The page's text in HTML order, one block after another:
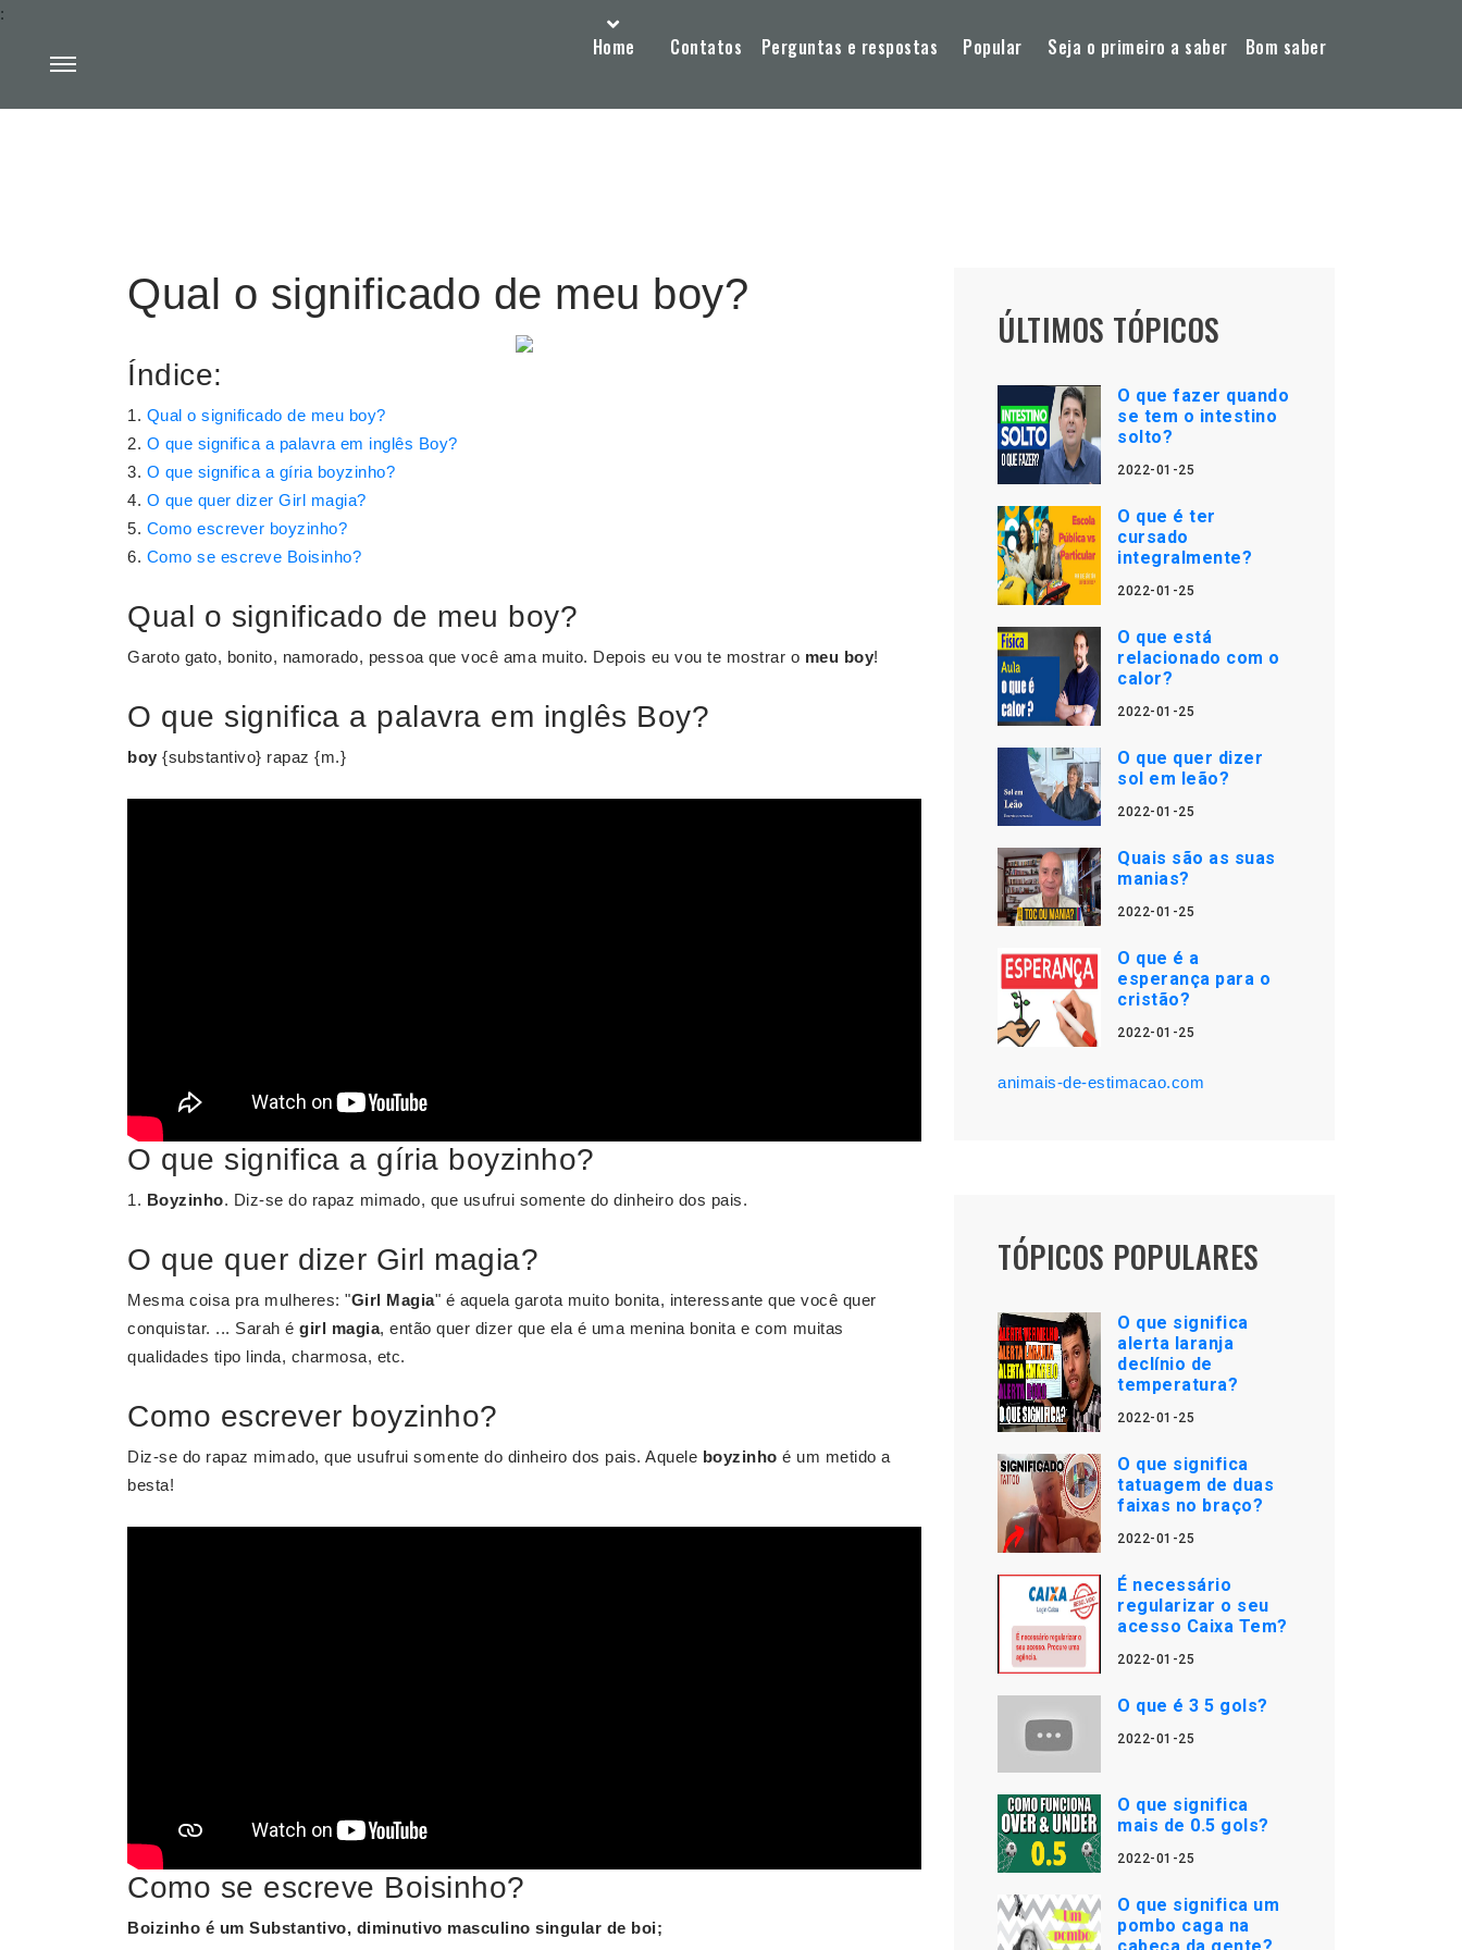
Home Contatos Perguntas e respostas Popular Seja o primeiro a saber Bom saber
:
Qual o significado de meu boy?
Índice:
Qual o significado de meu boy?
O que significa a palavra em inglês Boy?
O que significa a gíria boyzinho?
O que quer dizer Girl magia?
Como escrever boyzinho?
Como se escreve Boisinho?
Qual o significado de meu boy?
Garoto gato, bonito, namorado, pessoa que você ama muito. Depois eu vou te mostrar o meu boy!
O que significa a palavra em inglês Boy?
boy {substantivo} rapaz {m.}
O que significa a gíria boyzinho?
1. Boyzinho. Diz-se do rapaz mimado, que usufrui somente do dinheiro dos pais.
O que quer dizer Girl magia?
Mesma coisa pra mulheres: "Girl Magia" é aquela garota muito bonita, interessante que você quer
conquistar. ... Sarah é girl magia, então quer dizer que ela é uma menina bonita e com muitas
qualidades tipo linda, charmosa, etc.
Como escrever boyzinho?
Diz-se do rapaz mimado, que usufrui somente do dinheiro dos pais. Aquele boyzinho é um metido a
besta!
Como se escreve Boisinho?
Boizinho é um Substantivo, diminutivo masculino singular de boi;
ÚLTIMOS TÓPICOS
O que fazer quando
se tem o intestino
solto?
2022-01-25
O que é ter
cursado
integralmente?
2022-01-25
O que está
relacionado com o
calor?
2022-01-25
O que quer dizer
sol em leão?
2022-01-25
Quais são as suas
manias?
2022-01-25
O que é a
esperança para o
cristão?
2022-01-25
animais-de-estimacao.com
TÓPICOS POPULARES
O que significa
alerta laranja
declínio de
temperatura?
2022-01-25
O que significa
tatuagem de duas
faixas no braço?
2022-01-25
É necessário
regularizar o seu
acesso Caixa Tem?
2022-01-25
O que é 3 5 gols?
2022-01-25
O que significa
mais de 0.5 gols?
2022-01-25
O que significa um
pombo caga na